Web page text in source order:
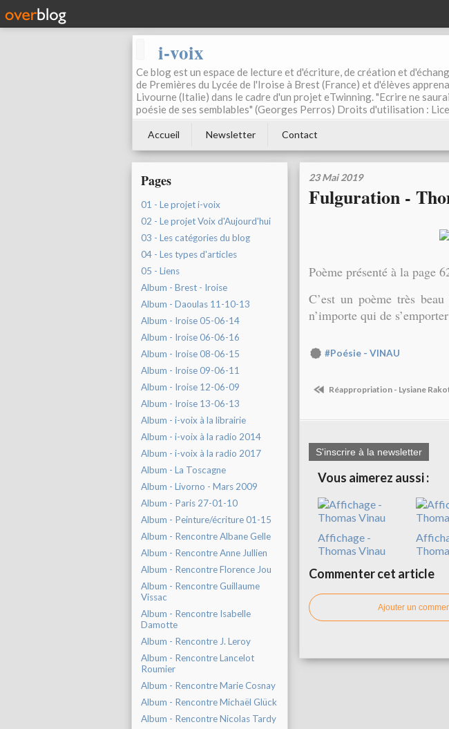
i-voix
Ce blog est un espace de lecture et d'écriture, de création et
de Premières du Lycée de l'Iroise à Brest (France) et d'élèves
Livourne (Italie) dans le cadre d'un projet eTwinning. "Ecrire ne
poésie de ses semblables" (Georges Perros) Droits d'utilisation :
Accueil Newsletter Contact
Pages
01 - Le projet i-voix
02 - Le projet Voix d'Aujourd'hui
03 - Les catégories du blog
04 - Les types d'articles
05 - Liens
Album - Brest - Iroise
Album - Daoulas 11-10-13
Album - Iroise 05-06-14
Album - Iroise 06-06-16
Album - Iroise 08-06-15
Album - Iroise 09-06-11
Album - Iroise 12-06-09
Album - Iroise 13-06-13
Album - i-voix à la librairie
Album - i-voix à la radio 2014
Album - i-voix à la radio 2017
Album - La Toscagne
Album - Livorno - Mars 2009
Album - Paris 27-01-10
Album - Peinture/écriture 01-15
Album - Rencontre Albane Gelle
Album - Rencontre Anne Jullien
Album - Rencontre Florence Jou
Album - Rencontre Guillaume
Vissac
Album - Rencontre Isabelle
Damotte
Album - Rencontre J. Leroy
Album - Rencontre Lancelot
Roumier
Album - Rencontre Marie Cosnay
Album - Rencontre Michaël Glück
Album - Rencontre Nicolas Tardy
23 Mai 2019
Fulguration -
Poème présenté à la page
C’est un poème très
n’importe qui de
#Poésie - VINAU
Réappropriation - Lysiane
S'inscrire à la newsletter
Vous aimerez aussi :
Affichage -
Thomas Vinau
Commenter cet article
Ajouter un